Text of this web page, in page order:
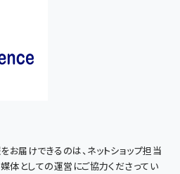
届けできるのは、ネットショップ担当
体としての運営にご協力くださってい